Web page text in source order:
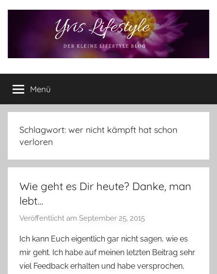
Yvis
Lifestyle
Lifestyle
Blog
–
Lifestyle,
Rezensionen,
und
mehr
Menü
Schlagwort: wer nicht kämpft hat schon
verloren
Wie geht es Dir heute? Danke, man
lebt…
Veröffentlicht am September 25, 2015
n
Y
v
Ich kann Euch eigentlich gar nicht sagen, wie es
mir geht. Ich habe auf meinen letzten Beitrag sehr
viel Feedback erhalten und habe versprochen,